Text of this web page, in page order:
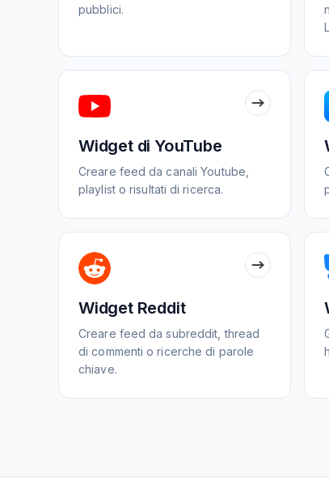
pubblici.
Widget di YouTube
Creare feed da canali Youtube,
playlist o risultati di ricerca.
Widget Reddit
Creare feed da subreddit, thread
di commenti o ricerche di parole
chiave.